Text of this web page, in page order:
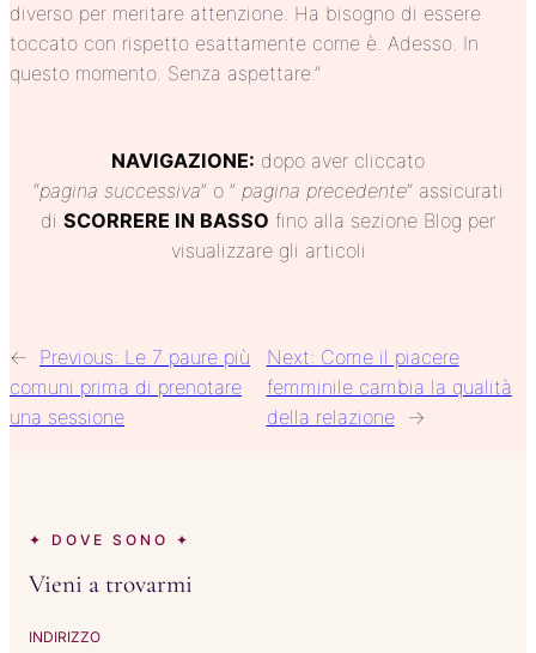
diverso per meritare attenzione. Ha bisogno di essere
toccato con rispetto esattamente come è. Adesso. In
questo momento. Senza aspettare.”
NAVIGAZIONE: dopo aver cliccato
“pagina successiva” o ” pagina precedente” assicurati
di SCORRERE IN BASSO fino alla sezione Blog per
visualizzare gli articoli
← Previous: Le 7 paure più
comuni prima di prenotare
una sessione
Next: Come il piacere
femminile cambia la qualità
della relazione
→
✦ DOVE SONO ✦
Vieni a trovarmi
INDIRIZZO